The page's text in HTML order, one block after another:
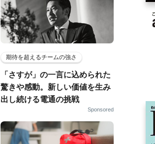
期待を超えるチームの強さ
「さすが」の一言に込められた
驚きや感動。新しい価値を生み
出し続ける電通の挑戦
Sponsored